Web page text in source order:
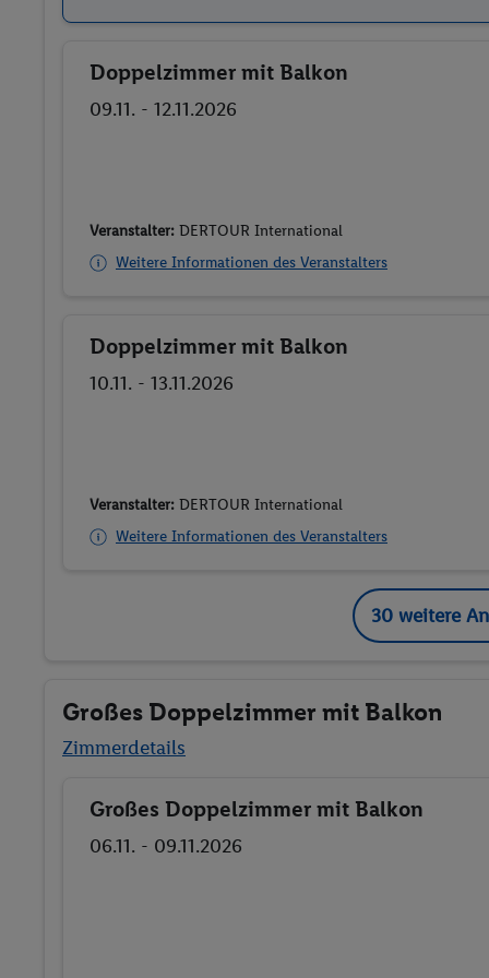
Buchen
Doppelzimmer mit Balkon
09.11. - 12.11.2026
Veranstalter: DERTOUR International
Weitere Informationen des Veranstalters
Buchen
Doppelzimmer mit Balkon
10.11. - 13.11.2026
Veranstalter: DERTOUR International
Weitere Informationen des Veranstalters
30 weitere
Großes Doppelzimmer mit Balkon
Zimmerdetails
Buchen
Großes Doppelzimmer mit Balkon
06.11. - 09.11.2026